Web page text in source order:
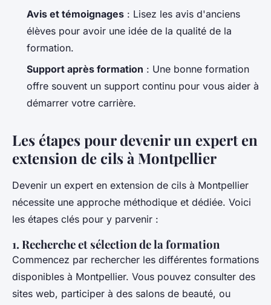
Avis et témoignages : Lisez les avis d'anciens
élèves pour avoir une idée de la qualité de la
formation.
Support après formation : Une bonne formation
offre souvent un support continu pour vous aider à
démarrer votre carrière.
Les étapes pour devenir un expert en
extension de cils à Montpellier
Devenir un expert en extension de cils à Montpellier
nécessite une approche méthodique et dédiée. Voici
les étapes clés pour y parvenir :
1. Recherche et sélection de la formation
Commencez par rechercher les différentes formations
disponibles à Montpellier. Vous pouvez consulter des
sites web, participer à des salons de beauté, ou